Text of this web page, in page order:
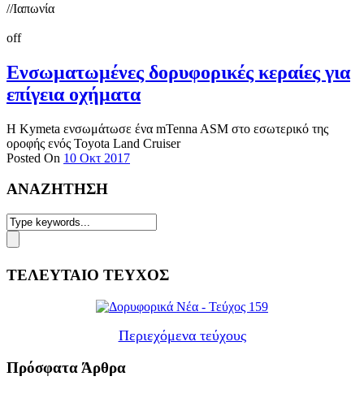
//Ιαπωνία
off
Ενσωματωμένες δορυφορικές κεραίες για
επίγεια οχήματα
Η Kymeta ενσωμάτωσε ένα mTenna ASM στο εσωτερικό της
οροφής ενός Toyota Land Cruiser
Posted On 10 Οκτ 2017
ΑΝΑΖΗΤΗΣΗ
ΤΕΛΕΥΤΑΙΟ ΤΕΥΧΟΣ
Περιεχόμενα τεύχους
Πρόσφατα Άρθρα